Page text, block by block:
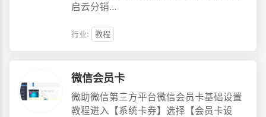
启云分销…
行业: 教程
微信会员卡
微助微信第三方平台微信会员卡基础设置
教程进入【系统卡券】选择【会员卡设